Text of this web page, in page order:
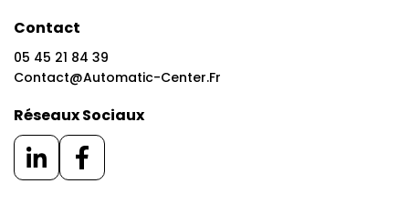
Contact
05 45 21 84 39
Contact@automatic-Center.fr
Réseaux Sociaux